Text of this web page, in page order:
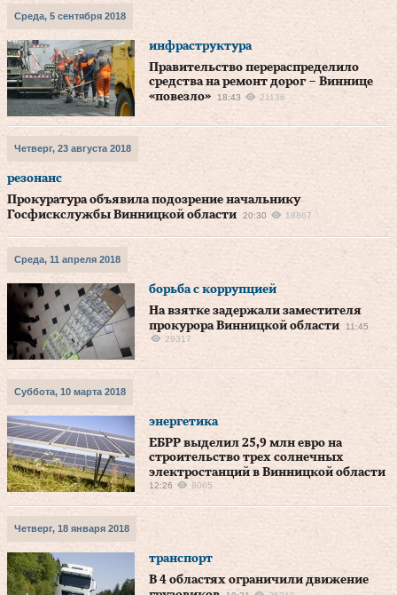
Среда, 5 сентября 2018
инфраструктура
Правительство перераспределило
средства на ремонт дорог – Виннице
«повезло»
18:43 21136
Четверг, 23 августа 2018
резонанс
Прокуратура объявила подозрение начальнику
Госфискслужбы Винницкой области
20:30 18867
Среда, 11 апреля 2018
борьба с коррупцией
На взятке задержали заместителя
прокурора Винницкой области
11:45
29317
Суббота, 10 марта 2018
энергетика
ЕБРР выделил 25,9 млн евро на
строительство трех солнечных
электростанций в Винницкой области
12:26 8065
Четверг, 18 января 2018
транспорт
В 4 областях ограничили движение